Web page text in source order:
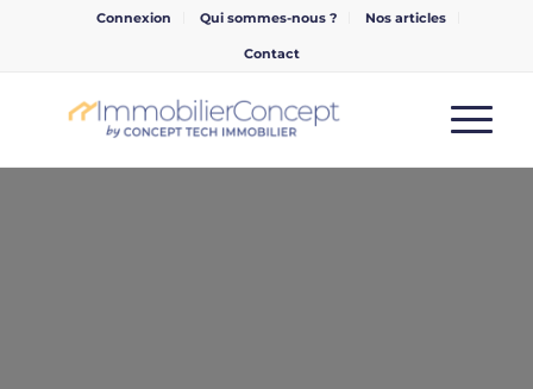
Connexion Qui sommes-nous ? Nos articles
Contact